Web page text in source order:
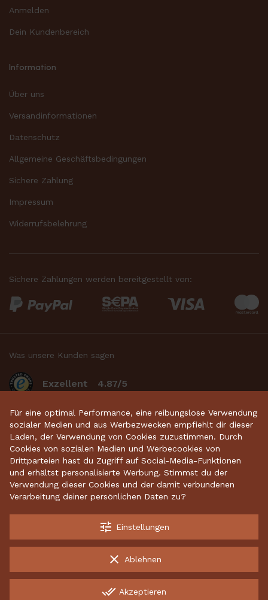
Anmelden
Dein Kundenbereich
Information
Über uns
Versandinformationen
Datenschutz
Allgemeine Geschäftsbedingungen
Sichere Zahlung
Impressum
Widerrufsbelehrung
Sichere Zahlungen werden bereitgestellt von:
Was unsere Kunden sagen
Exzellent 4.87/5
basierend auf 2634bewertungen.
Startseite • Keramikdeko • Gartenkeramik •
Sparschweine • Räucherfiguren • Keramikhäuser
Kostenloser Versand ab 70 €
Garantiert sichere Lieferung
Kostenlose Rücksendungen
Für eine optimal Performance, eine reibungslose Verwendung
sozialer Medien und aus Werbezwecken empfiehlt dir dieser
Laden, der Verwendung von Cookies zuzustimmen. Durch
Cookies von sozialen Medien und Werbecookies von
Drittparteien hast du Zugriff auf Social-Media-Funktionen
und erhältst personalisierte Werbung. Stimmst du der
Verwendung dieser Cookies und der damit verbundenen
Verarbeitung deiner persönlichen Daten zu?
tune Einstellungen
clear Ablehnen
done_all Akzeptieren